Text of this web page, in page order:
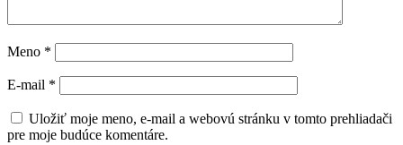
Meno *
E-mail *
Uložiť moje meno, e-mail a webovú stránku v tomto prehliadači
pre moje budúce komentáre.